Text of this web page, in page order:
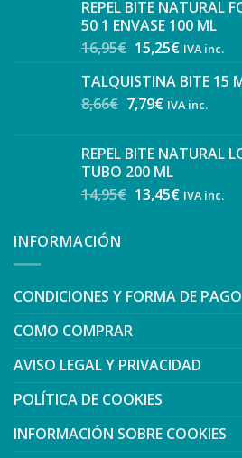
REPEL BITE NATURAL
50 1 ENVASE 100 ML
16,95€ 15,25€ IVA inc.
TALQUISTINA BITE 15
8,66€ 7,79€ IVA inc.
REPEL BITE NATURAL
TUBO 200 ML
14,95€ 13,45€ IVA inc.
INFORMACIÓN
CONDICIONES Y FORMA DE PAGO
COMO COMPRAR
AVISO LEGAL Y PRIVACIDAD
POLÍTICA DE COOKIES
INFORMACIÓN SOBRE COOKIES